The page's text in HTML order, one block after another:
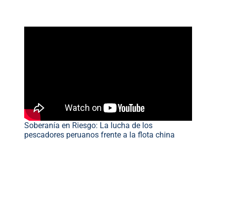
Soberanía en Riesgo: La lucha de los
pescadores peruanos frente a la flota china